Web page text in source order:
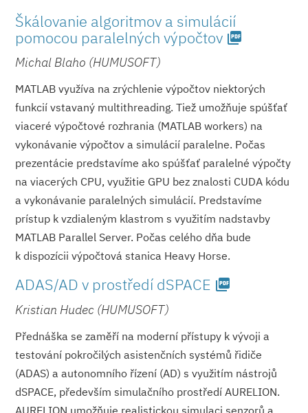
Škálovanie algoritmov a simulácií
pomocou paralelných výpočtov picture_as_pdf
Michal Blaho (HUMUSOFT)
MATLAB využíva na zrýchlenie výpočtov niektorých
funkcií vstavaný multithreading. Tiež umožňuje spúšťať
viaceré výpočtové rozhrania (MATLAB workers) na
vykonávanie výpočtov a simulácií paralelne. Počas
prezentácie predstavíme ako spúšťať paralelné výpočty
na viacerých CPU, využitie GPU bez znalosti CUDA kódu
a vykonávanie paralelných simulácií. Predstavíme
prístup k vzdialeným klastrom s využitím nadstavby
MATLAB Parallel Server. Počas celého dňa bude
k dispozícii výpočtová stanica Heavy Horse.
ADAS/AD v prostředí dSPACE picture_as_pdf
Kristian Hudec (HUMUSOFT)
Přednáška se zaměří na moderní přístupy k vývoji a
testování pokročilých asistenčních systémů řidiče
(ADAS) a autonomního řízení (AD) s využitím nástrojů
dSPACE, především simulačního prostředí AURELION.
AURELION umožňuje realistickou simulaci senzorů a